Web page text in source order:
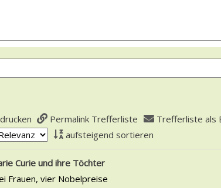
Permalink Trefferliste
Trefferliste als
aufsteigend sortieren
Curie und ihre Töchter
Frauen, vier Nobelpreise